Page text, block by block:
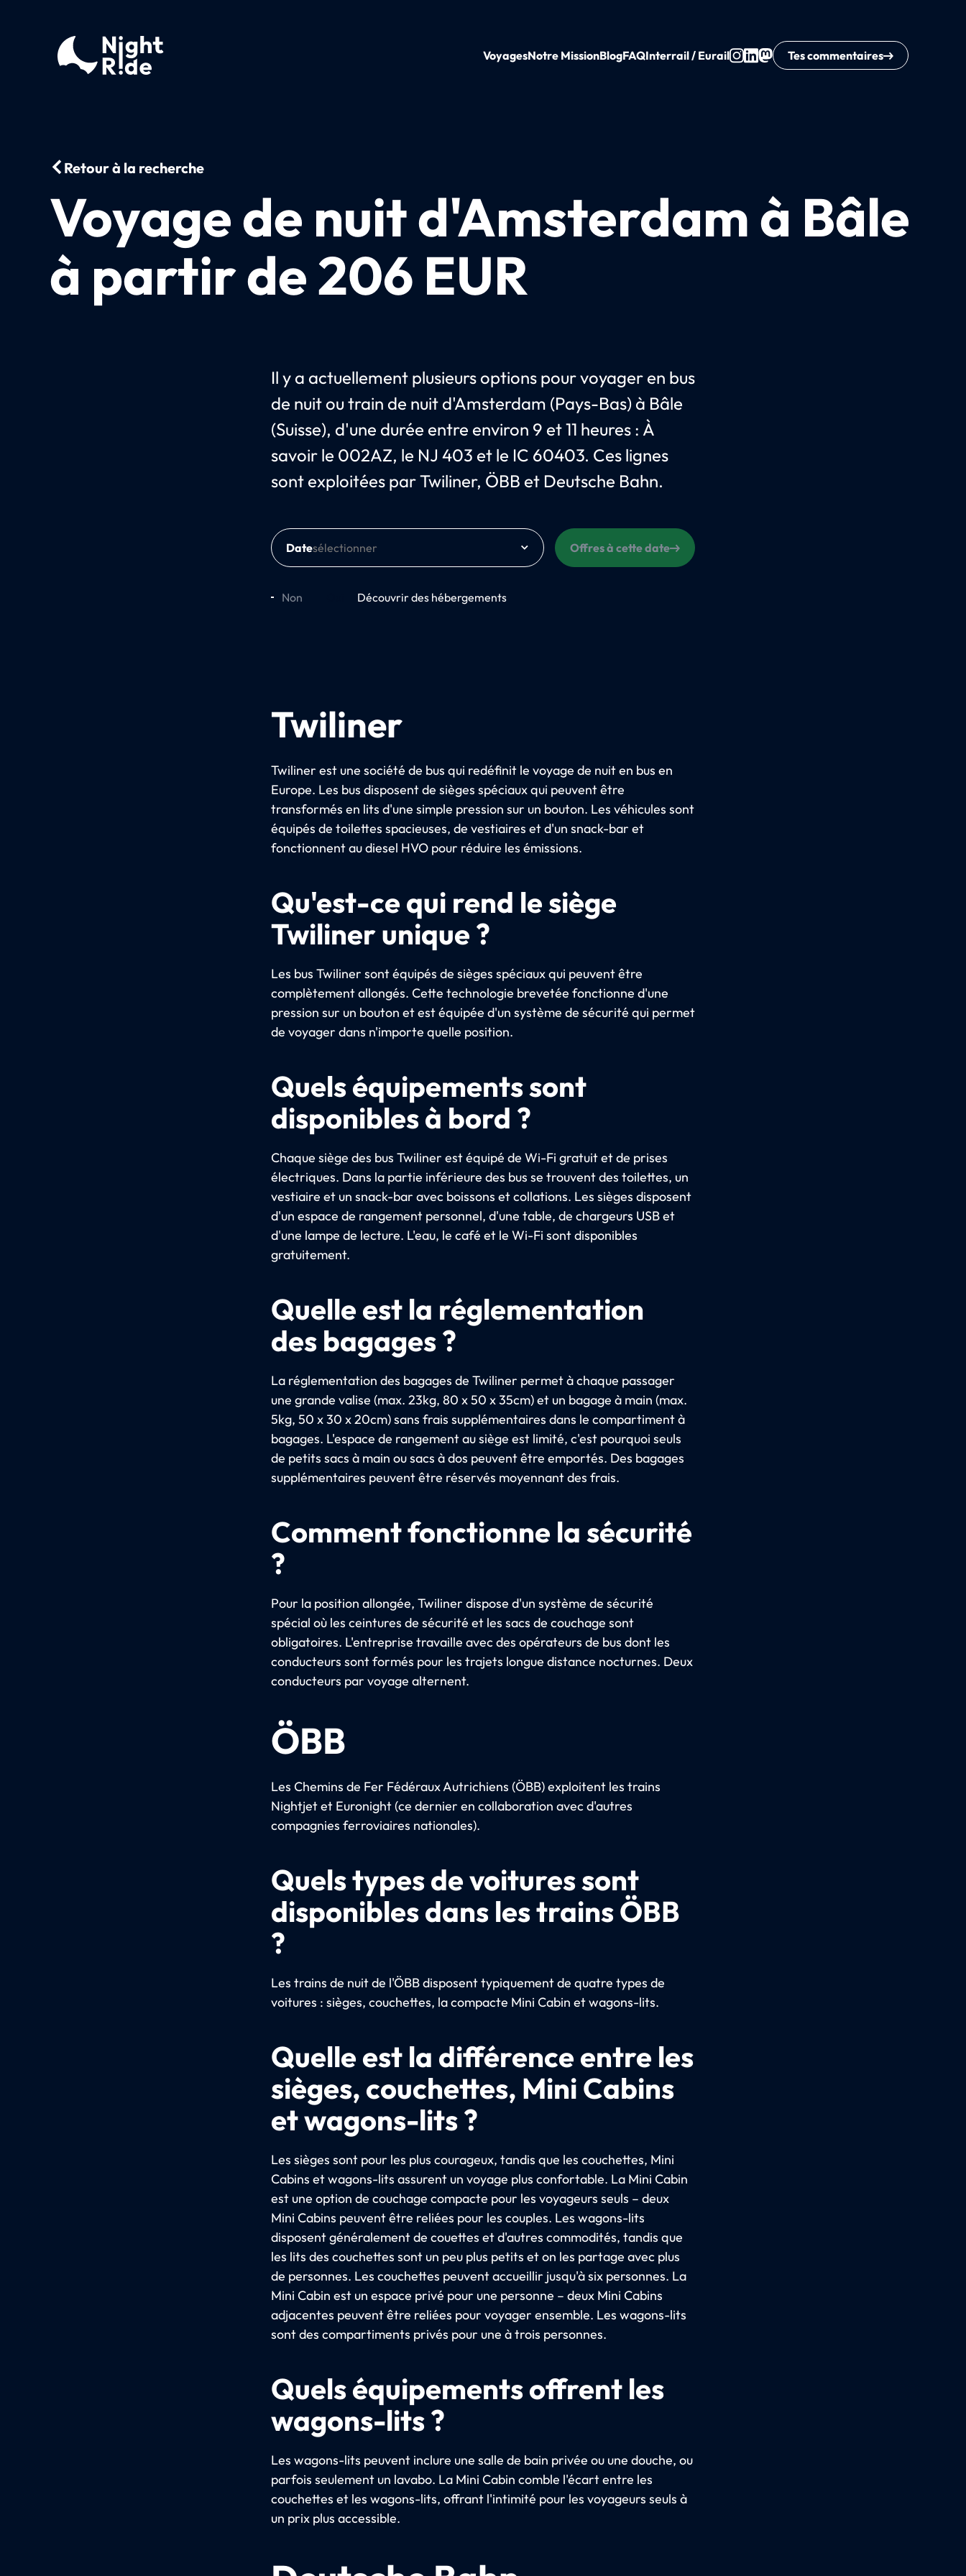
VoyagesNotre MissionBlogFAQInterrail / Eurail Tes commentaires
Retour à la recherche
Voyage de nuit d'Amsterdam à Bâle
à partir de 206 EUR
Il y a actuellement plusieurs options pour voyager en bus
de nuit ou train de nuit d'Amsterdam (Pays-Bas) à Bâle
(Suisse), d'une durée entre environ 9 et 11 heures : À
savoir le 002AZ, le NJ 403 et le IC 60403. Ces lignes
sont exploitées par Twiliner, ÖBB et Deutsche Bahn.
Date Offres à cette date
Non Découvrir des hébergements
Twiliner
Twiliner est une société de bus qui redéfinit le voyage de nuit en bus en
Europe. Les bus disposent de sièges spéciaux qui peuvent être
transformés en lits d'une simple pression sur un bouton. Les véhicules sont
équipés de toilettes spacieuses, de vestiaires et d'un snack-bar et
fonctionnent au diesel HVO pour réduire les émissions.
Qu'est-ce qui rend le siège
Twiliner unique ?
Les bus Twiliner sont équipés de sièges spéciaux qui peuvent être
complètement allongés. Cette technologie brevetée fonctionne d'une
pression sur un bouton et est équipée d'un système de sécurité qui permet
de voyager dans n'importe quelle position.
Quels équipements sont
disponibles à bord ?
Chaque siège des bus Twiliner est équipé de Wi-Fi gratuit et de prises
électriques. Dans la partie inférieure des bus se trouvent des toilettes, un
vestiaire et un snack-bar avec boissons et collations. Les sièges disposent
d'un espace de rangement personnel, d'une table, de chargeurs USB et
d'une lampe de lecture. L'eau, le café et le Wi-Fi sont disponibles
gratuitement.
Quelle est la réglementation
des bagages ?
La réglementation des bagages de Twiliner permet à chaque passager
une grande valise (max. 23kg, 80 x 50 x 35cm) et un bagage à main (max.
5kg, 50 x 30 x 20cm) sans frais supplémentaires dans le compartiment à
bagages. L'espace de rangement au siège est limité, c'est pourquoi seuls
de petits sacs à main ou sacs à dos peuvent être emportés. Des bagages
supplémentaires peuvent être réservés moyennant des frais.
Comment fonctionne la sécurité
?
Pour la position allongée, Twiliner dispose d'un système de sécurité
spécial où les ceintures de sécurité et les sacs de couchage sont
obligatoires. L'entreprise travaille avec des opérateurs de bus dont les
conducteurs sont formés pour les trajets longue distance nocturnes. Deux
conducteurs par voyage alternent.
ÖBB
Les Chemins de Fer Fédéraux Autrichiens (ÖBB) exploitent les trains
Nightjet et Euronight (ce dernier en collaboration avec d'autres
compagnies ferroviaires nationales).
Quels types de voitures sont
disponibles dans les trains ÖBB
?
Les trains de nuit de l'ÖBB disposent typiquement de quatre types de
voitures : sièges, couchettes, la compacte Mini Cabin et wagons-lits.
Quelle est la différence entre les
sièges, couchettes, Mini Cabins
et wagons-lits ?
Les sièges sont pour les plus courageux, tandis que les couchettes, Mini
Cabins et wagons-lits assurent un voyage plus confortable. La Mini Cabin
est une option de couchage compacte pour les voyageurs seuls – deux
Mini Cabins peuvent être reliées pour les couples. Les wagons-lits
disposent généralement de couettes et d'autres commodités, tandis que
les lits des couchettes sont un peu plus petits et on les partage avec plus
de personnes. Les couchettes peuvent accueillir jusqu'à six personnes. La
Mini Cabin est un espace privé pour une personne – deux Mini Cabins
adjacentes peuvent être reliées pour voyager ensemble. Les wagons-lits
sont des compartiments privés pour une à trois personnes.
Quels équipements offrent les
wagons-lits ?
Les wagons-lits peuvent inclure une salle de bain privée ou une douche, ou
parfois seulement un lavabo. La Mini Cabin comble l'écart entre les
couchettes et les wagons-lits, offrant l'intimité pour les voyageurs seuls à
un prix plus accessible.